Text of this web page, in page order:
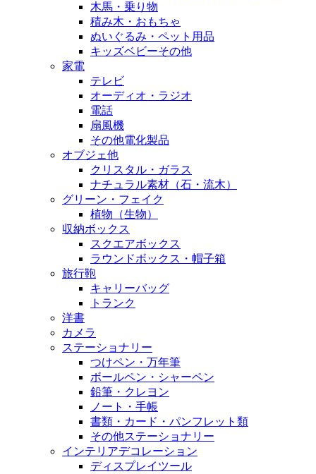
木馬・乗り物
積み木・おもちゃ
ぬいぐるみ・ペット用品
キッズベビーその他
家電
テレビ
オーディオ・ラジオ
電話
扇風機
その他電化製品
オブジェ他
クリスタル・ガラス
ナチュラル素材（石・流木）
グリーン・フェイク
植物（生物）
収納ボックス
スクエアボックス
ラウンドボックス・帽子箱
旅行鞄
キャリーバッグ
トランク
洋書
カメラ
ステーショナリー
つけペン・万年筆
ボールペン・シャーペン
鉛筆・クレヨン
ノート・手帳
書類・カード・パンフレット類
その他ステーショナリー
インテリアデコレーション
ディスプレイツール